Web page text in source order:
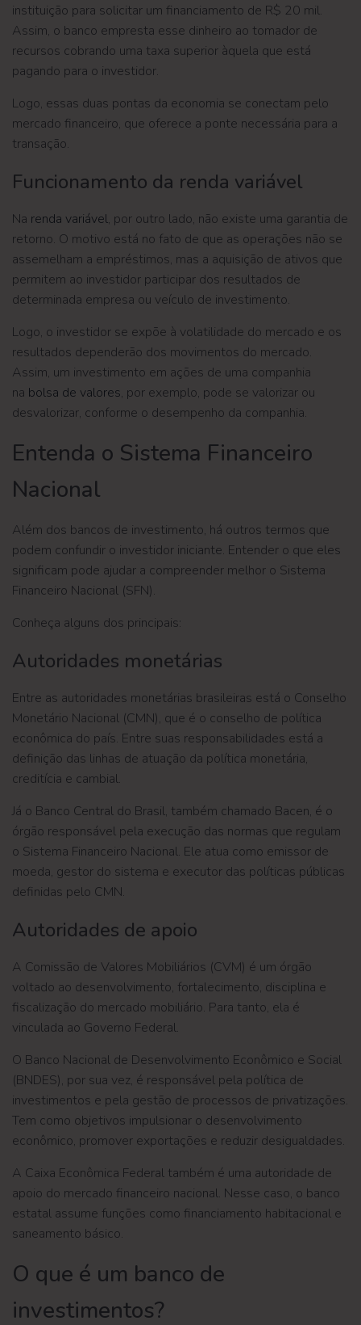
instituição para solicitar um financiamento de R$ 20 mil.
Assim, o banco empresta esse dinheiro ao tomador de
recursos cobrando uma taxa superior àquela que está
pagando para o investidor.
Logo, essas duas pontas da economia se conectam pelo
mercado financeiro, que oferece a ponte necessária para a
transação.
Funcionamento da renda variável
Na renda variável, por outro lado, não existe uma garantia de
retorno. O motivo está no fato de que as operações não se
assemelham a empréstimos, mas a aquisição de ativos que
permitem ao investidor participar dos resultados de
determinada empresa ou veículo de investimento.
Logo, o investidor se expõe à volatilidade do mercado e os
resultados dependerão dos movimentos do mercado.
Assim, um investimento em ações de uma companhia
na bolsa de valores, por exemplo, pode se valorizar ou
desvalorizar, conforme o desempenho da companhia.
Entenda o Sistema Financeiro
Nacional
Além dos bancos de investimento, há outros termos que
podem confundir o investidor iniciante. Entender o que eles
significam pode ajudar a compreender melhor o Sistema
Financeiro Nacional (SFN).
Conheça alguns dos principais:
Autoridades monetárias
Entre as autoridades monetárias brasileiras está o Conselho
Monetário Nacional (CMN), que é o conselho de política
econômica do país. Entre suas responsabilidades está a
definição das linhas de atuação da política monetária,
creditícia e cambial.
Já o Banco Central do Brasil, também chamado Bacen, é o
órgão responsável pela execução das normas que regulam
o Sistema Financeiro Nacional. Ele atua como emissor de
moeda, gestor do sistema e executor das políticas públicas
definidas pelo CMN.
Autoridades de apoio
A Comissão de Valores Mobiliários (CVM) é um órgão
voltado ao desenvolvimento, fortalecimento, disciplina e
fiscalização do mercado mobiliário. Para tanto, ela é
vinculada ao Governo Federal.
O Banco Nacional de Desenvolvimento Econômico e Social
(BNDES), por sua vez, é responsável pela política de
investimentos e pela gestão de processos de privatizações.
Tem como objetivos impulsionar o desenvolvimento
econômico, promover exportações e reduzir desigualdades.
A Caixa Econômica Federal também é uma autoridade de
apoio do mercado financeiro nacional. Nesse caso, o banco
estatal assume funções como financiamento habitacional e
saneamento básico.
O que é um banco de
investimentos?